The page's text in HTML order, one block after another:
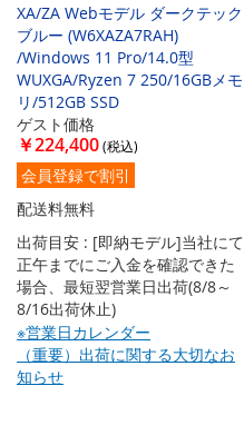
XA/ZA Webモデル ダークテック
ブルー (W6XAZA7RAH)
/Windows 11 Pro/14.0型
WUXGA/Ryzen 7 250/16GBメモ
リ/512GB SSD
ゲスト価格
￥224,400
会員登録で割引
配送料無料
出荷目安 : [即納モデル]当社にて
正午までにご入金を確認できた
場合、最短翌営業日出荷(8/8～
8/16出荷休止)
※営業日カレンダー
（重要）出荷に関する大切なお
知らせ